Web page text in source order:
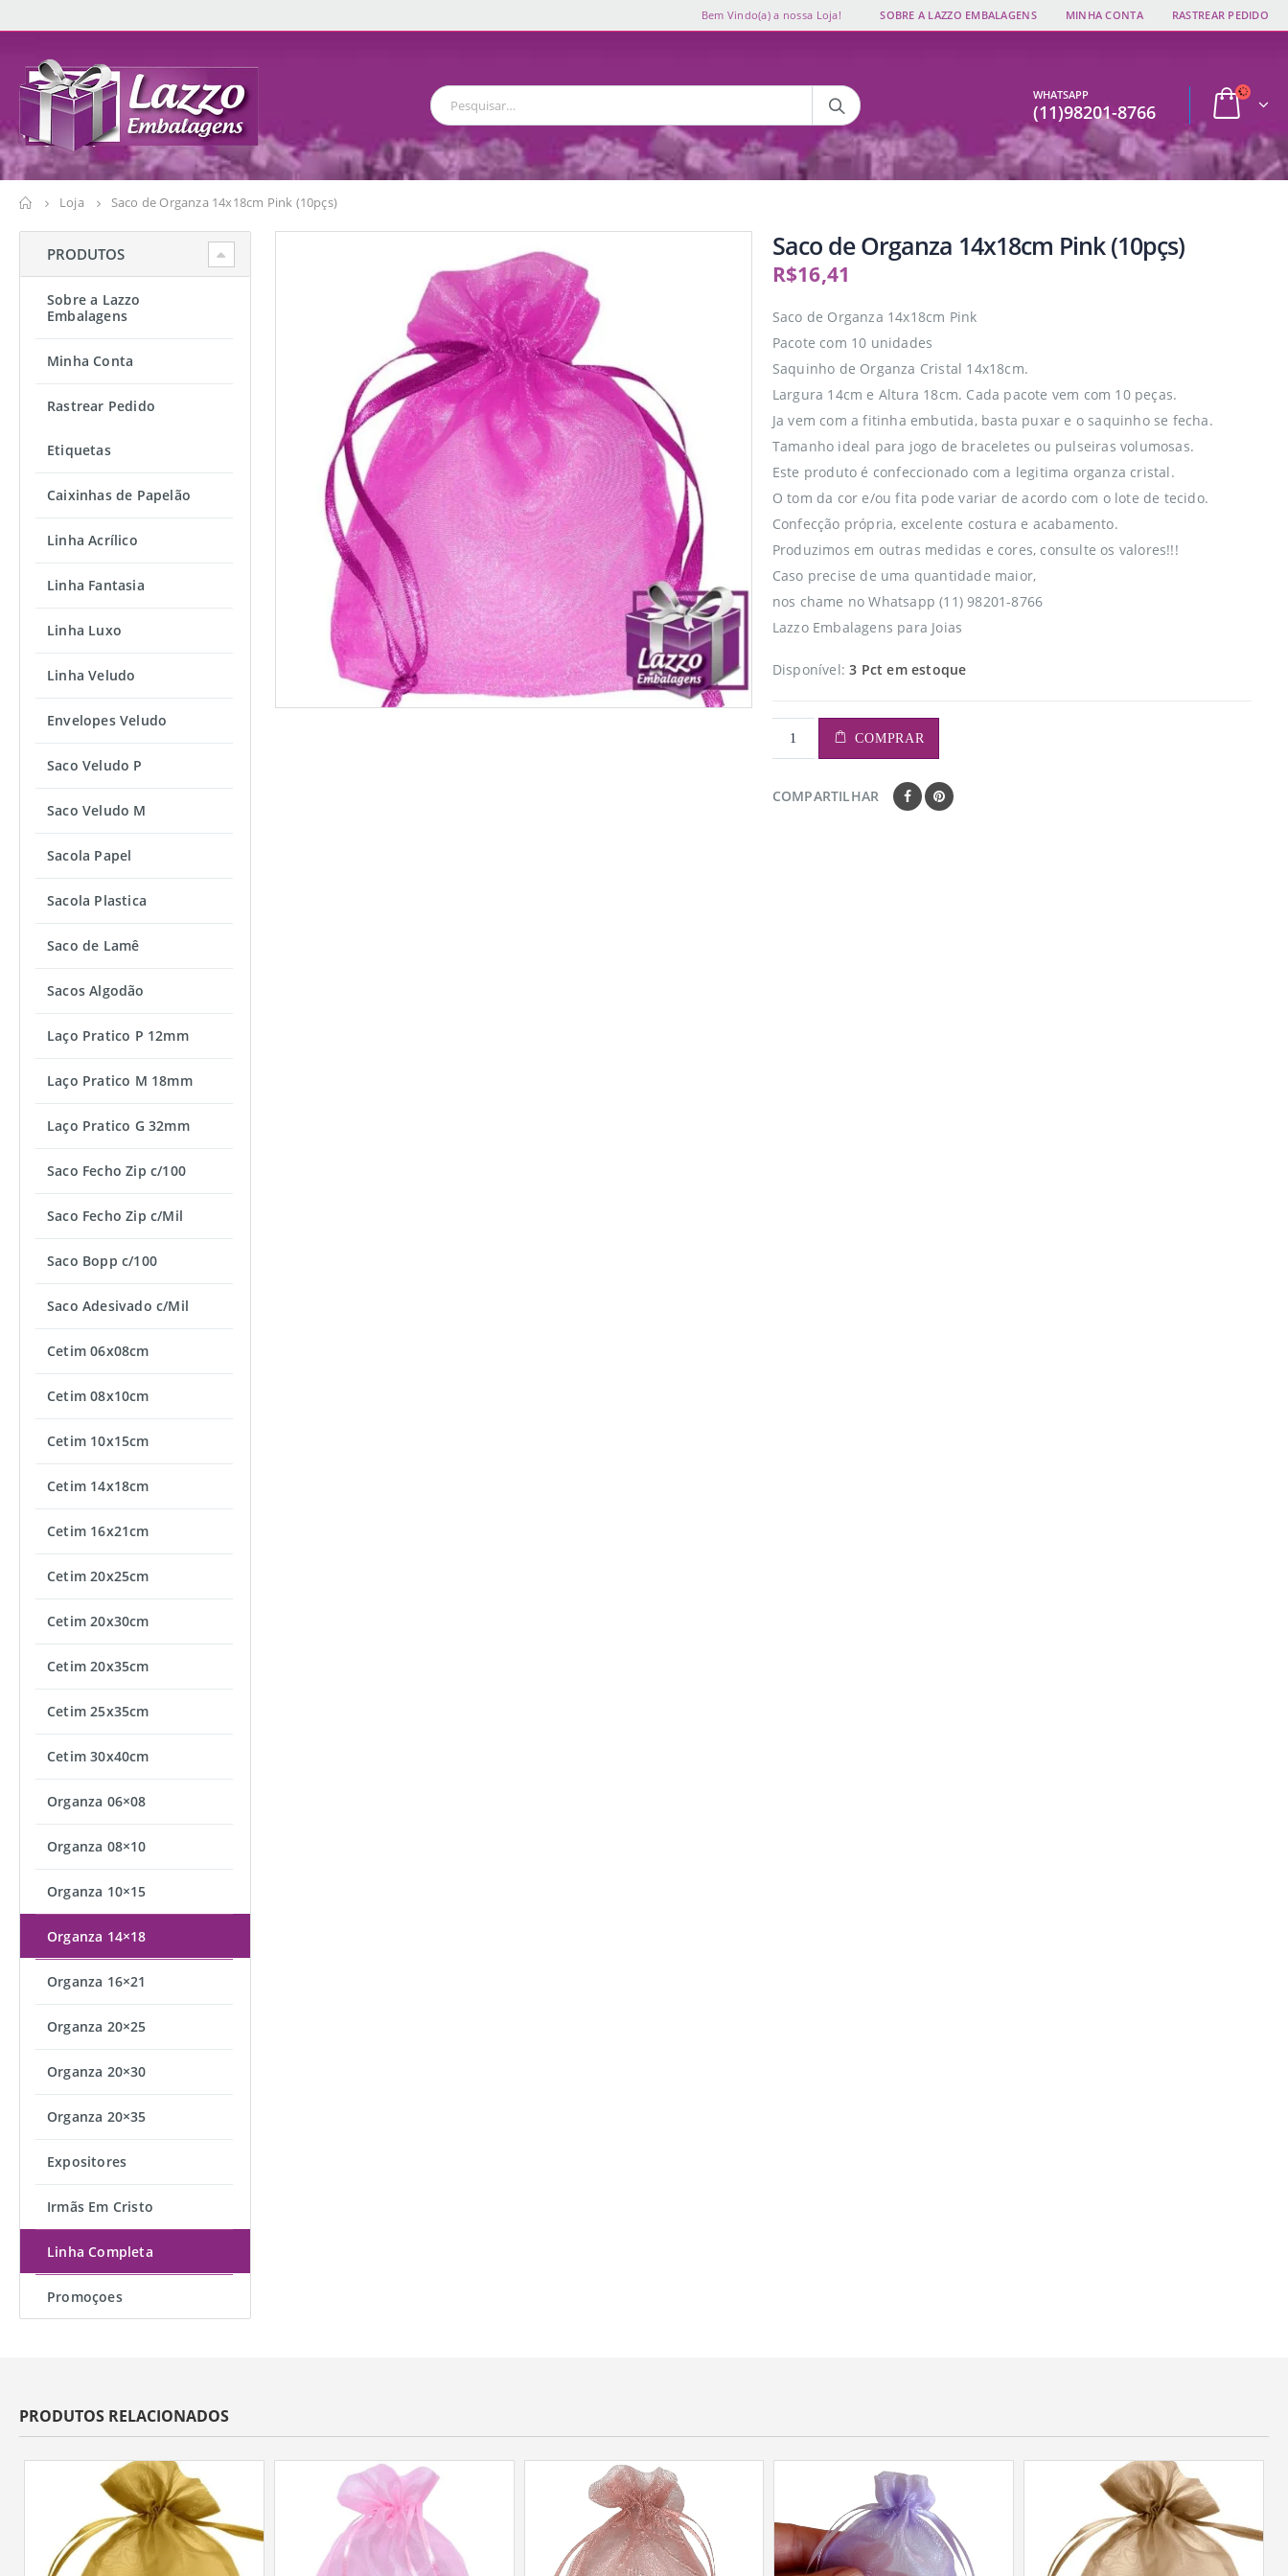
Bem Vindo(a) a nossa Loja! SOBRE A LAZZO EMBALAGENS MINHA CONTA RASTREAR PEDIDO
WHATSAPP
(11)98201-8766
Loja Saco de Organza 14x18cm Pink (10pçs)
Saco de Organza 14x18cm Pink (10pçs)
R$16,41
Saco de Organza 14x18cm Pink
Pacote com 10 unidades
Saquinho de Organza Cristal 14x18cm.
Largura 14cm e Altura 18cm. Cada pacote vem com 10 peças.
Ja vem com a fitinha embutida, basta puxar e o saquinho se fecha.
Tamanho ideal para jogo de braceletes ou pulseiras volumosas.
Este produto é confeccionado com a legitima organza cristal.
O tom da cor e/ou fita pode variar de acordo com o lote de tecido.
Confecção própria, excelente costura e acabamento.
Produzimos em outras medidas e cores, consulte os valores!!!
Caso precise de uma quantidade maior,
nos chame no Whatsapp (11) 98201-8766
Lazzo Embalagens para Joias
Disponível:3 Pct em estoque
COMPRAR
COMPARTILHAR
PRODUTOS
Sobre a Lazzo
Embalagens
Minha Conta
Rastrear Pedido
Etiquetas
Caixinhas de Papelão
Linha Acrílico
Linha Fantasia
Linha Luxo
Linha Veludo
Envelopes Veludo
Saco Veludo P
Saco Veludo M
Sacola Papel
Sacola Plastica
Saco de Lamê
Sacos Algodão
Laço Pratico P 12mm
Laço Pratico M 18mm
Laço Pratico G 32mm
Saco Fecho Zip c/100
Saco Fecho Zip c/Mil
Saco Bopp c/100
Saco Adesivado c/Mil
Cetim 06x08cm
Cetim 08x10cm
Cetim 10x15cm
Cetim 14x18cm
Cetim 16x21cm
Cetim 20x25cm
Cetim 20x30cm
Cetim 20x35cm
Cetim 25x35cm
Cetim 30x40cm
Organza 06×08
Organza 08×10
Organza 10×15
Organza 14×18
Organza 16×21
Organza 20×25
Organza 20×30
Organza 20×35
Expositores
Irmãs Em Cristo
Linha Completa
Promoçoes
PRODUTOS RELACIONADOS